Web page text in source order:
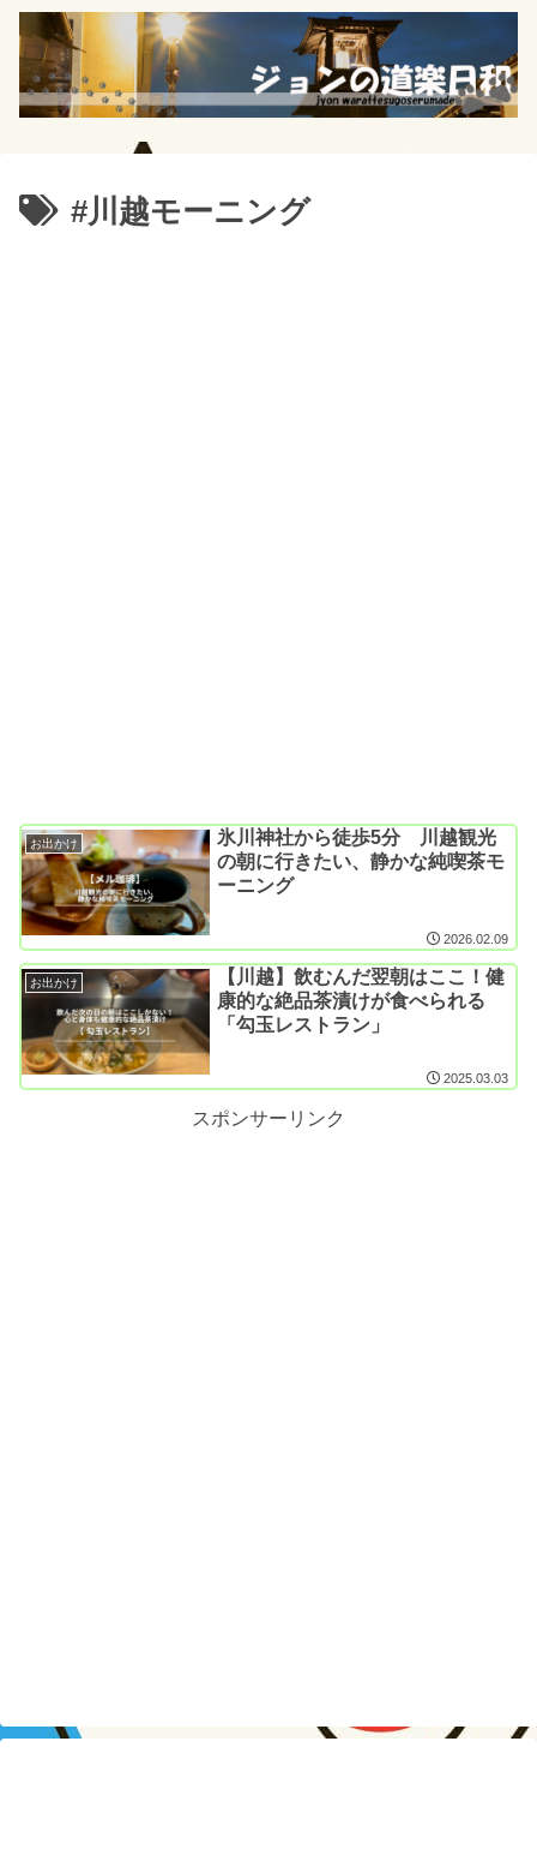
#川越モーニング
お出かけ
氷川神社から徒歩5分 川越観光
の朝に行きたい、静かな純喫茶モ
ーニング
2026.02.09
お出かけ
【川越】飲むんだ翌朝はここ！健
康的な絶品茶漬けが食べられる
「勾玉レストラン」
2025.03.03
スポンサーリンク